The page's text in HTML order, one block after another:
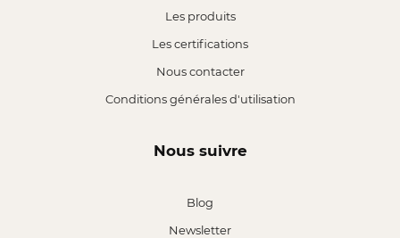
Les produits
Les certifications
Nous contacter
Conditions générales d'utilisation
Nous suivre
Blog
Newsletter